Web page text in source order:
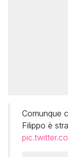
Comunque
Filippo è